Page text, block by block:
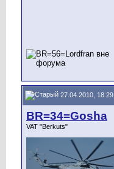
27.04.2010, 18:29
BR=34=Gosha
VAT "Berkuts"